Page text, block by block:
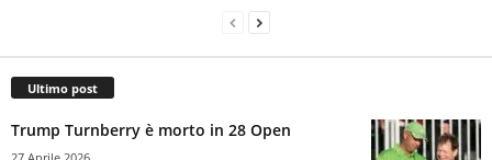
Ultimo post
Trump Turnberry è morto in 28 Open